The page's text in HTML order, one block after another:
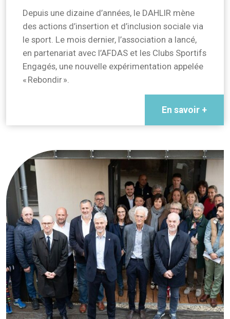
Depuis une dizaine d’années, le DAHLIR mène
des actions d’insertion et d’inclusion sociale via
le sport. Le mois dernier, l’association a lancé,
en partenariat avec l’AFDAS et les Clubs Sportifs
Engagés, une nouvelle expérimentation appelée
« Rebondir ».
En savoir +